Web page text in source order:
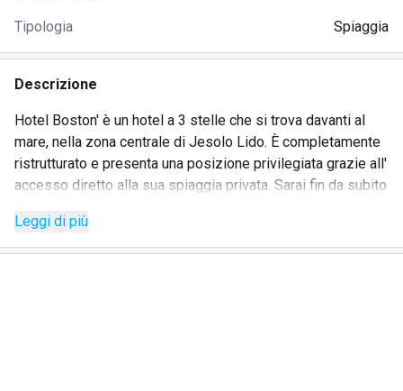
Tipologia Spiaggia
Descrizione
Hotel Boston' è un hotel a 3 stelle che si trova davanti al
mare, nella zona centrale di Jesolo Lido. È completamente
ristrutturato e presenta una posizione privilegiata grazie all'
accesso diretto alla sua spiaggia privata. Sarai fin da subito
massimo relax.
Leggi di più